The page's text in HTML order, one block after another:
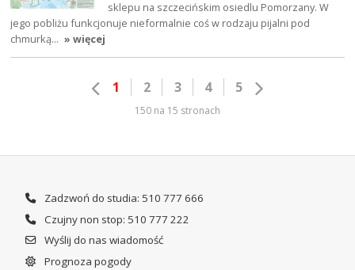
sklepu na szczecińskim osiedlu Pomorzany. W
jego pobliżu funkcjonuje nieformalnie coś w rodzaju pijalni pod
chmurką… » więcej
1 2 3 4 5
150 na 15 stronach
Zadzwoń do studia: 510 777 666
Czujny non stop: 510 777 222
Wyślij do nas wiadomość
Prognoza pogody